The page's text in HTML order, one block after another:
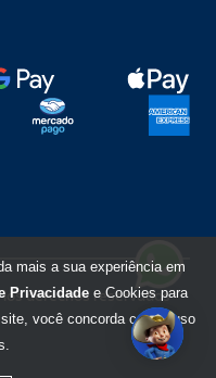
derechos reservados
mais a sua experiência em
Privacidade e Cookies para
você concorda com o uso